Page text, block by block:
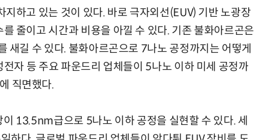
하고 있는 것이 있다. 바로 극자외선(EUV) 기반 노광장
줄이고 시간과 비용을 아낄 수 있다. 기존 불화아르곤은
길 수 있다. 불화아르곤으로 7나노 공정까지는 어떻게
자 등 주요 파운드리 업체들이 5나노 이하 미세 공정까
직면했다.
13.5nm급으로 5나노 이하 공정을 실현할 수 있다. 세